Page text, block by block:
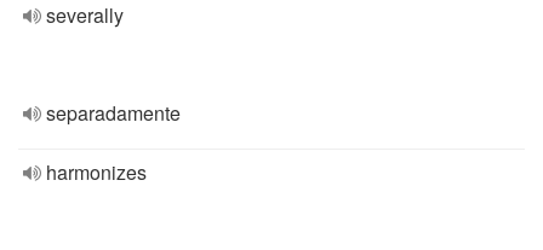
severally
separadamente
harmonizes